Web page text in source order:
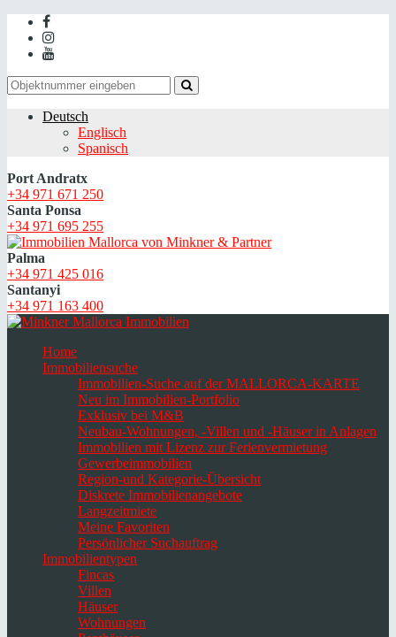
Deutsch
Englisch
Spanisch
Port Andratx
+34 971 671 250
Santa Ponsa
+34 971 695 255
Palma
+34 971 425 016
Santanyi
+34 971 163 400
Home
Immobiliensuche
Immobilien-Suche auf der MALLORCA-KARTE
Neu im Immobilien-Portfolio
Exklusiv bei M&B
Neubau-Wohnungen, -Villen und -Häuser in Anlagen
Immobilien mit Lizenz zur Ferienvermietung
Gewerbeimmobilien
Region-und Kategorie-Übersicht
Diskrete Immobilienangebote
Langzeitmiete
Meine Favoriten
Persönlicher Suchauftrag
Immobilientypen
Fincas
Villen
Häuser
Wohnungen